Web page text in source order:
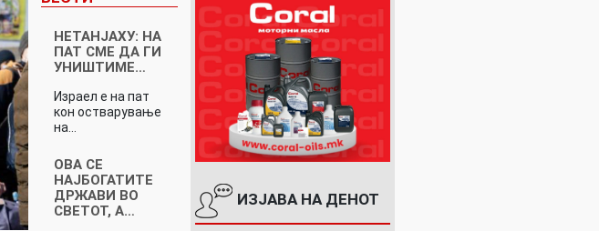
НЕТАНЈАХУ: НА
ПАТ СМЕ ДА ГИ
УНИШТИМЕ…
Израел е на пат
кон остварување
на…
ОВА СЕ
НАЈБОГАТИТЕ
ДРЖАВИ ВО
СВЕТОТ, А…
ИЗЈАВА НА ДЕНОТ